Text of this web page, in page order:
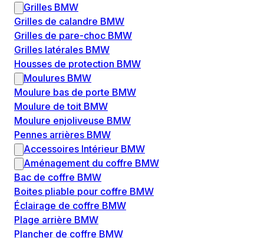
Grilles BMW
Grilles de calandre BMW
Grilles de pare-choc BMW
Grilles latérales BMW
Housses de protection BMW
Moulures BMW
Moulure bas de porte BMW
Moulure de toit BMW
Moulure enjoliveuse BMW
Pennes arrières BMW
Accessoires Intérieur BMW
Aménagement du coffre BMW
Bac de coffre BMW
Boites pliable pour coffre BMW
Éclairage de coffre BMW
Plage arrière BMW
Plancher de coffre BMW